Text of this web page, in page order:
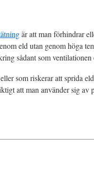
är att man förhindrar
eld utan genom höga
sådant som
som riskerar att sprida
att man använder sig av